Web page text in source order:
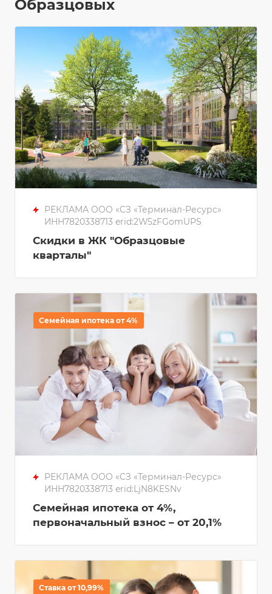
Образцовых
РЕКЛАМА ООО «СЗ «Терминал-Ресурс»
ИНН7820338713 erid:2W5zFGomUPS
Скидки в ЖК "Образцовые
кварталы"
РЕКЛАМА ООО «СЗ «Терминал-Ресурс»
ИНН7820338713 erid:LjN8KESNv
Семейная ипотека от 4%,
первоначальный взнос – от 20,1%
Семейная ипотека от 4%
Ставка от 10,99%